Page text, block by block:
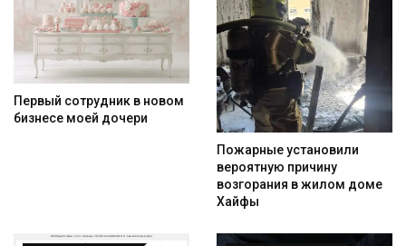
Первый сотрудник в новом
бизнесе моей дочери
Пожарные установили
вероятную причину
возгорания в жилом доме
Хайфы